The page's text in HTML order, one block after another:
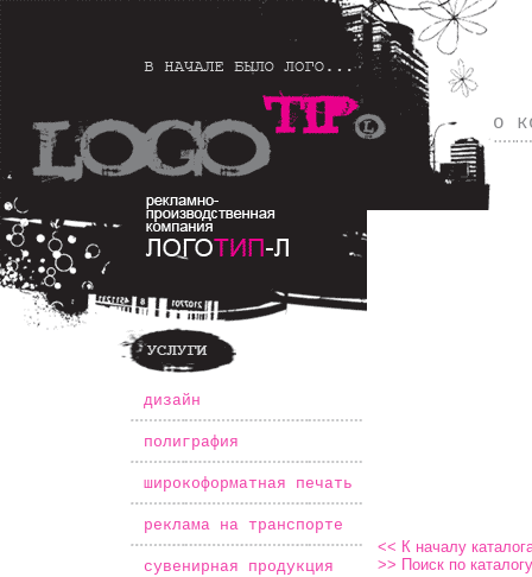
дизайн
полиграфия
широкоформатная печать
реклама на транспорте
сувенирная продукция
о
<< К началу
>> Поиск по каталогу